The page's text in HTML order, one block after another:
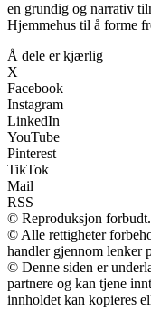
en grundig og narrativ
Hjemmehus til å forme
Å dele er kjærlig
X
Facebook
Instagram
LinkedIn
YouTube
Pinterest
TikTok
Mail
RSS
© Reproduksjon forbudt.
© Alle rettigheter
handler gjennom lenker
© Denne siden er
partnere og kan tjene
innholdet kan kopieres